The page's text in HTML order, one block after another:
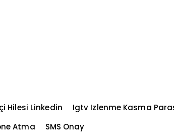
Hilesi Linkedin Igtv Izlenme Kasma
Atma
SMS Onay